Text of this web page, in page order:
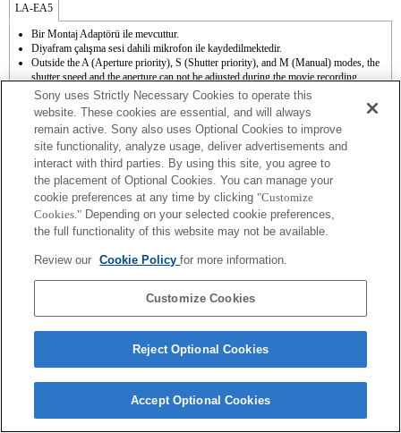
LA-EA5
Bir Montaj Adaptörü ile mevcuttur.
Diyafram çalışma sesi dahili mikrofon ile kaydedilmektedir.
Outside the A (Aperture priority), S (Shutter priority), and M (Manual) modes, the
shutter speed and the aperture can not be adjusted during the movie recording.
[A-mount lens] A bağlama lensini Bağlama Adaptörü kullanarak takmanız
durumunda MF yardımcı işlevi odaklama halkasını çevirdiğinizde otomatik olarak
çalışmaz. Görüntüyü [Focus Magnifier] Odaklama Büyüteci işlevi veya [MF Assist]
MF Yardım fonksiyonunu "Özel Tuş Ayarları"nı kullanarak seçebilirsiniz.
Sony uses Strictly Necessary Cookies to operate this
website. These cookies are essential, and will always
remain active. Sony also uses Optional Cookies to improve
site functionality, analyze usage, deliver advertisements and
interact with third parties. By using this site, you agree to
the placement of Optional Cookies. You can manage your
cookie preferences at any time by clicking "Customize
Cookies." Depending on your selected cookie preferences,
the full functionality of this website may not be available.
Review our Cookie Policyfor more information.
Customize Cookies
Reject Optional Cookies
Accept Optional Cookies